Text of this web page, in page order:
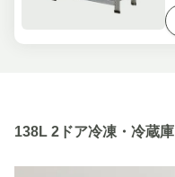
138L 2ドア冷凍・冷蔵庫